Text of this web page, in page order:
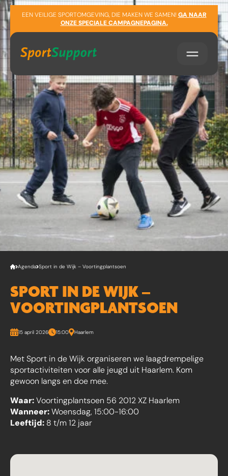
Sla navigatie over
EEN VEILIGE SPORTOMGEVING, DIE MAKEN WE SAMEN! GA NAAR
ONZE SPECIALE CAMPAGNEPAGINA.
Agenda Sport in de Wijk – Voortingplantsoen
SPORT IN DE WIJK –
VOORTINGPLANTSOEN
15 april 2026 15:00 Haarlem
Met Sport in de Wijk organiseren we laagdrempelige
sportactiviteiten voor alle jeugd uit Haarlem. Kom
gewoon langs en doe mee.
Waar:Voortingplantsoen 56 2012 XZ Haarlem
Wanneer:Woensdag, 15:00-16:00
Leeftijd: 8 t/m 12 jaar